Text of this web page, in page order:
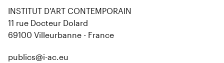
INSTITUT D'ART CONTEMPORAIN
11 rue Docteur Dolard
69100 Villeurbanne - France
publics@i-ac.eu